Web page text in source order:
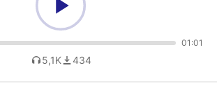
01:01
5,1K 434